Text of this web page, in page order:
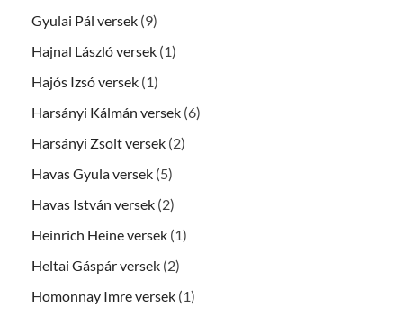
Gyulai Pál versek (9)
Hajnal László versek (1)
Hajós Izsó versek (1)
Harsányi Kálmán versek (6)
Harsányi Zsolt versek (2)
Havas Gyula versek (5)
Havas István versek (2)
Heinrich Heine versek (1)
Heltai Gáspár versek (2)
Homonnay Imre versek (1)